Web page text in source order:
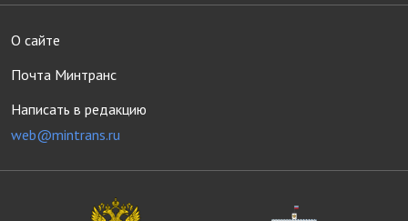
О сайте
Почта Минтранс
Написать в редакцию
web@mintrans.ru